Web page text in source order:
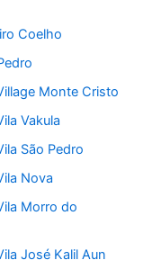
Coelho
Monte Cristo
Vakula
São Pedro
Nova
Morro do
José Kalil Aun